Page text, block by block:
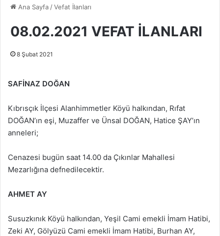
Ana Sayfa /Vefat İlanları
08.02.2021 VEFAT İLANLARI
8 Şubat 2021
SAFİNAZ DOĞAN
Kıbrısçık İlçesi Alanhimmetler Köyü halkından, Rıfat
DOĞAN’ın eşi, Muzaffer ve Ünsal DOĞAN, Hatice ŞAY’ın
anneleri;
Cenazesi bugün saat 14.00 da Çıkınlar Mahallesi
Mezarlığına defnedilecektir.
AHMET AY
Susuzkınık Köyü halkından, Yeşil Cami emekli İmam Hatibi,
Zeki AY, Gölyüzü Cami emekli İmam Hatibi, Burhan AY,